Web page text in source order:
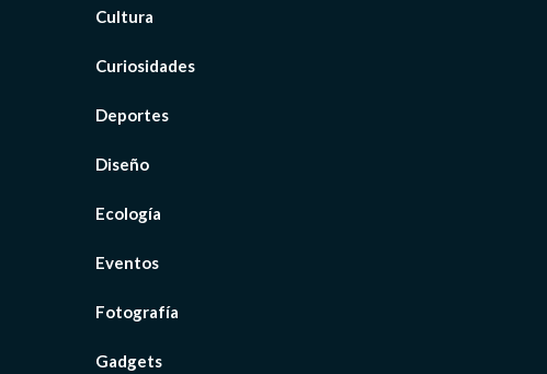
Cultura
Curiosidades
Deportes
Diseño
Ecología
Eventos
Fotografía
Gadgets